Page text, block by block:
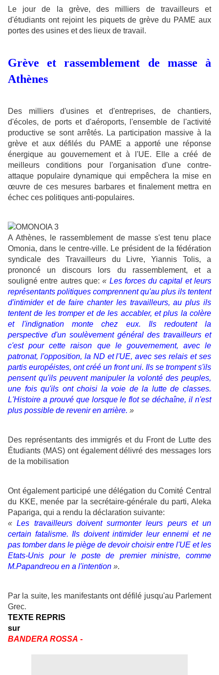
Le jour de la grève, des milliers de travailleurs et
d'étudiants ont rejoint les piquets de grève du PAME aux
portes des usines et des lieux de travail.
Grève et rassemblement de masse à
Athènes
Des milliers d'usines et d'entreprises, de chantiers,
d'écoles, de ports et d'aéroports, l'ensemble de l'activité
productive se sont arrêtés. La participation massive à la
grève et aux défilés du PAME a apporté une réponse
énergique au gouvernement et à l'UE. Elle a créé de
meilleurs conditions pour l'organisation d'une contre-
attaque populaire dynamique qui empêchera la mise en
œuvre de ces mesures barbares et finalement mettra en
échec ces politiques anti-populaires.
A Athènes, le rassemblement de masse s'est tenu place
Omonia, dans le centre-ville. Le président de la fédération
syndicale des Travailleurs du Livre, Yiannis Tolis, a
prononcé un discours lors du rassemblement, et a
souligné entre autres que: « Les forces du capital et leurs
représentants politiques comprennent qu'au plus ils tentent
d'intimider et de faire chanter les travailleurs, au plus ils
tentent de les tromper et de les accabler, et plus la colère
et l'indignation monte chez eux. Ils redoutent la
perspective d'un soulèvement général des travailleurs et
c'est pour cette raison que le gouvernement, avec le
patronat, l'opposition, la ND et l'UE, avec ses relais et ses
partis européistes, ont créé un front uni. Ils se trompent s'ils
pensent qu'ils peuvent manipuler la volonté des peuples,
une fois qu'ils ont choisi la voie de la lutte de classes.
L'Histoire a prouvé que lorsque le flot se déchaîne, il n'est
plus possible de revenir en arrière. »
Des représentants des immigrés et du Front de Lutte des
Étudiants (MAS) ont également délivré des messages lors
de la mobilisation
Ont également participé une délégation du Comité Central
du KKE, menée par la secrétaire-générale du parti, Aleka
Papariga, qui a rendu la déclaration suivante:
«Les travailleurs doivent surmonter leurs peurs et un
certain fatalisme. Ils doivent intimider leur ennemi et ne
pas tomber dans le piège de devoir choisir entre l'UE et les
Etats-Unis pour le poste de premier ministre, comme
M.Papandreou en a l'intention ».
Par la suite, les manifestants ont défilé jusqu'au Parlement
Grec.
TEXTE REPRIS
sur
BANDERA ROSSA -